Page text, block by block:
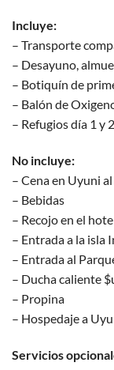
Incluye:
– Transporte
– Desayuno,
– Botiquín de
– Balón de
– Refugios día 1 y 2
No incluye:
– Cena en Uyuni
– Bebidas
– Recojo en el
– Entrada a la isla
– Entrada al
– Ducha caliente
– Propina
– Hospedaje a
Servicios